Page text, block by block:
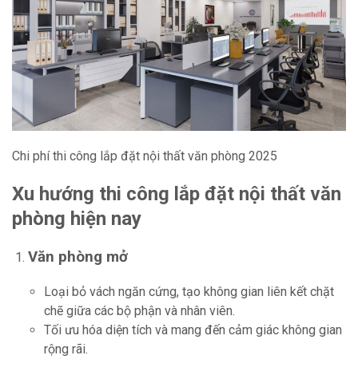
Chi phí thi công lắp đặt nội thất văn phòng 2025
Xu hướng thi công lắp đặt nội thất văn
phòng hiện nay
Văn phòng mở
Loại bỏ vách ngăn cứng, tạo không gian liên kết chặt
chẽ giữa các bộ phận và nhân viên.
Tối ưu hóa diện tích và mang đến cảm giác không gian
rộng rãi.